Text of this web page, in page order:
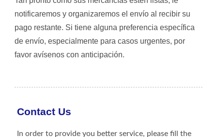
notificaremos y organizaremos el envío al recibir su
pago restante. Si tiene alguna preferencia específica
de envío, especialmente para casos urgentes, por
favor avísenos con anticipación.